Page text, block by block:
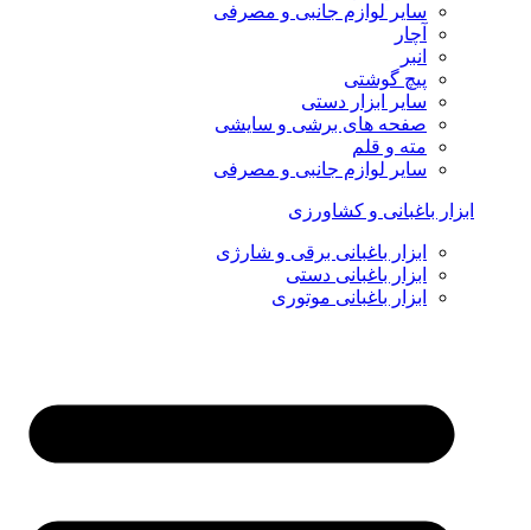
سایر لوازم جانبی و مصرفی
آچار
انبر
پیچ گوشتی
سایر ابزار دستی
صفحه های برشی و سایشی
مته و قلم
سایر لوازم جانبی و مصرفی
ابزار باغبانی و کشاورزی
ابزار باغبانی برقی و شارژی
ابزار باغبانی دستی
ابزار باغبانی موتوری